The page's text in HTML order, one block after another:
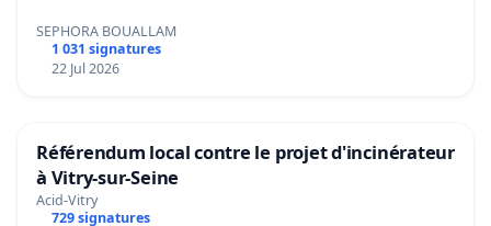
SEPHORA BOUALLAM
1 031 signatures
22 Jul 2026
Référendum local contre le projet d'incinérateur
à Vitry-sur-Seine
Acid-Vitry
729 signatures